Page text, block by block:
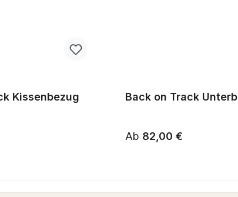
Kissenbezug Back on Track
Regulärer Preis:
Ab 82,00 €